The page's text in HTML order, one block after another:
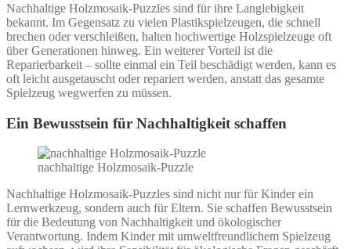
Nachhaltige Holzmosaik-Puzzles sind für ihre Langlebigkeit
bekannt. Im Gegensatz zu vielen Plastikspielzeugen, die schnell
brechen oder verschleißen, halten hochwertige Holzspielzeuge oft
über Generationen hinweg. Ein weiterer Vorteil ist die
Reparierbarkeit – sollte einmal ein Teil beschädigt werden, kann es
oft leicht ausgetauscht oder repariert werden, anstatt das gesamte
Spielzeug wegwerfen zu müssen.
Ein Bewusstsein für Nachhaltigkeit schaffen
nachhaltige Holzmosaik-Puzzle
Nachhaltige Holzmosaik-Puzzles sind nicht nur für Kinder ein
Lernwerkzeug, sondern auch für Eltern. Sie schaffen Bewusstsein
für die Bedeutung von Nachhaltigkeit und ökologischer
Verantwortung. Indem Kinder mit umweltfreundlichem Spielzeug